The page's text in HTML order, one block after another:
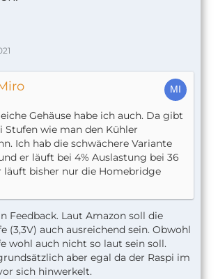
Gehäuse habe ich auch. Da gibt
Stufen wie man den Kühler
Ich hab die schwächere Variante
er läuft bei 4% Auslastung bei 36
läuft bisher nur die Homebridge
Feedback. Laut Amazon soll die
(3,3V) auch ausreichend sein. Obwohl
wohl auch nicht so laut sein soll.
aber egal da der Raspi im
sich hinwerkelt.